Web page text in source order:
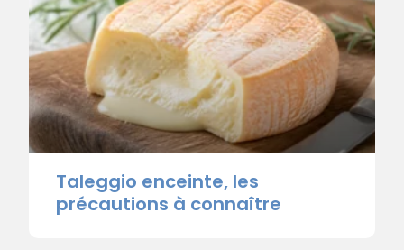
Taleggio enceinte, les
précautions à connaître